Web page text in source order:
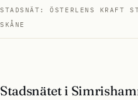
STADSNÄT: ÖSTERLENS KRAFT
SKÅNE
Stadsnätet i